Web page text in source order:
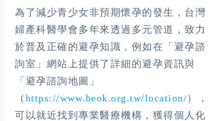
為了減少青少女非預期懷孕的發生，台灣
婦產科醫學會多年來透過多元管道，致力
於普及正確的避孕知識，例如在「避孕諮
詢室」網站上提供了詳細的避孕資訊與
「避孕諮詢地圖」
（ https://www.beok.org.tw/location/），
可以就近找到專業醫療機構，獲得個人化